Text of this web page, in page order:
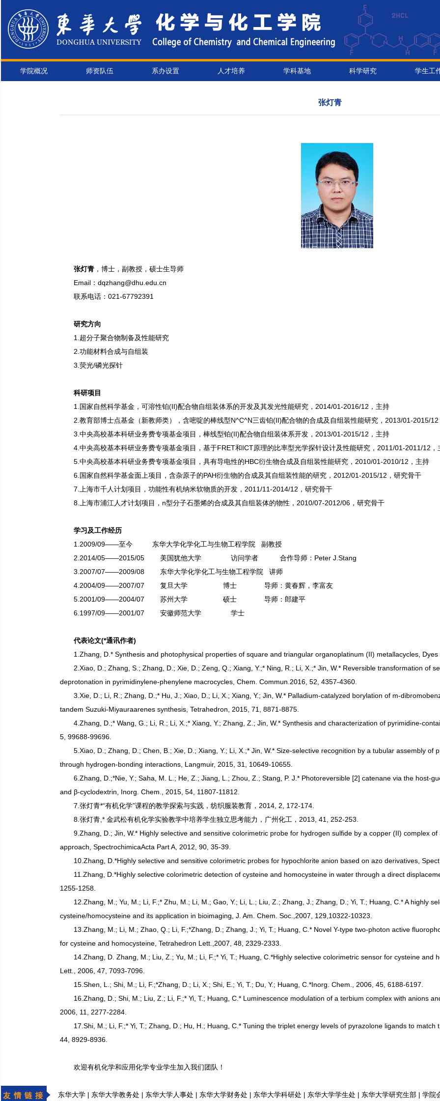
学院概况 师资队伍 系办设置 人才培养 学科基地 科学研究 学生工
张灯青
张灯青 ，博士，副教授，硕士生导师
Email：dqzhang@dhu.edu.cn
联系电话：021-67792391
研究方向
1.超分子聚合物制备及性能研究
2.功能材料合成与自组装
3.荧光/磷光探针
科研项目
1.国家自然科学基金，可溶性铂(II)配合物自组装体系的开发及其发光性能研究，2014/01-2016/12，主持
2.教育部博士点基金（新教师类），含嘧啶的棒线型N^C^N三齿铂(II)配合物的合成及自组装性能研究，2013/01-2015/
3.中央高校基本科研业务费专项基金项目，棒线型铂(II)配合物自组装体系开发，2013/01-2015/12，主持
4.中央高校基本科研业务费专项基金项目，基于FRET和ICT原理的比率型光学探针设计及性能研究，2011/01-2011/12
5.中央高校基本科研业务费专项基金项目，具有导电性的HBC衍生物合成及自组装性能研究，2010/01-2010/12，主持
6.国家自然科学基金面上项目，含杂原子的PAH衍生物的合成及其自组装性能的研究，2012/01-2015/12，研究骨干
7.上海市千人计划项目，功能性有机纳米软物质的开发，2011/11-2014/12，研究骨干
8.上海市浦江人才计划项目，n型分子石墨烯的合成及其自组装体的物性，2010/07-2012/06，研究骨干
学习及工作经历
1.2009/09——至今 东华大学化学化工与生物工程学院 副教授
2.2014/05——2015/05 美国犹他大学 访问学者 合作导师：Peter J.Stang
3.2007/07——2009/08 东华大学化学化工与生物工程学院 讲师
4.2004/09——2007/07 复旦大学 博士 导师：黄春辉，李富友
5.2001/09——2004/07 苏州大学 硕士 导师：郎建平
6.1997/09——2001/07 安徽师范大学 学士
代表论文(*通讯作者)
1.Zhang, D.* Synthesis and photophysical properties of square and triangular organoplatinum (II) metallacycles,
2.Xiao, D.; Zhang, S.; Zhang, D.; Xie, D.; Zeng, Q.; Xiang, Y.;* Ning, R.; Li, X.;* Jin, W.* Reversible transformation of
deprotonation in pyrimidinylene-phenylene macrocycles, Chem. Commun.2016, 52, 4357-4360.
3.Xie, D.; Li, R.; Zhang, D.;* Hu, J.; Xiao, D.; Li, X.; Xiang, Y.; Jin, W.* Palladium-catalyzed borylation of m-
tandem Suzuki-Miyauraarenes synthesis, Tetrahedron, 2015, 71, 8871-8875.
4.Zhang, D.;* Wang, G.; Li, R.; Li, X.;* Xiang, Y.; Zhang, Z.; Jin, W.* Synthesis and characterization of pyrimidine-
5, 99688-99696.
5.Xiao, D.; Zhang, D.; Chen, B.; Xie, D.; Xiang, Y.; Li, X.;* Jin, W.* Size-selective recognition by a tubular assembly of
through hydrogen-bonding interactions, Langmuir, 2015, 31, 10649-10655.
6.Zhang, D.;*Nie, Y.; Saha, M. L.; He, Z.; Jiang, L.; Zhou, Z.; Stang, P. J.* Photoreversible [2] catenane via the host-
and β-cyclodextrin, Inorg. Chem., 2015, 54, 11807-11812.
7.张灯青*“有机化学”课程的教学探索与实践，纺织服装教育，2014, 2, 172-174.
8.张灯青,* 金武松有机化学实验教学中培养学生独立思考能力，广州化工，2013, 41, 252-253.
9.Zhang, D.; Jin, W.* Highly selective and sensitive colorimetric probe for hydrogen sulfide by a copper (II) complex
approach, SpectrochimicaActa Part A, 2012, 90, 35-39.
10.Zhang, D.*Highly selective and sensitive colorimetric probes for hypochlorite anion based on azo derivatives,
11.Zhang, D.*Highly selective colorimetric detection of cysteine and homocysteine in water through a direct
1255-1258.
12.Zhang, M.; Yu, M.; Li, F.;* Zhu, M.; Li, M.; Gao, Y.; Li, L.; Liu, Z.; Zhang, J.; Zhang, D.; Yi, T.; Huang, C.* A highly
cysteine/homocysteine and its application in bioimaging, J. Am. Chem. Soc.,2007, 129,10322-10323.
13.Zhang, M.; Li, M.; Zhao, Q.; Li, F.;*Zhang, D.; Zhang, J.; Yi, T.; Huang, C.* Novel Y-type two-photon active
for cysteine and homocysteine, Tetrahedron Lett.,2007, 48, 2329-2333.
14.Zhang, D. Zhang, M.; Liu, Z.; Yu, M.; Li, F.;* Yi, T.; Huang, C.*Highly selective colorimetric sensor for cysteine and
Lett., 2006, 47, 7093-7096.
15.Shen, L.; Shi, M.; Li, F.;*Zhang, D.; Li, X.; Shi, E.; Yi, T.; Du, Y.; Huang, C.*Inorg. Chem., 2006, 45, 6188-6197.
16.Zhang, D.; Shi, M.; Liu, Z.; Li, F.;* Yi, T.; Huang, C.* Luminescence modulation of a terbium complex with anions
2006, 11, 2277-2284.
17.Shi, M.; Li, F.;* Yi, T.; Zhang, D.; Hu, H.; Huang, C.* Tuning the triplet energy levels of pyrazolone ligands to
44, 8929-8936.
欢迎有机化学和应用化学专业学生加入我们团队！
东华大学 | 东华大学教务处 | 东华大学人事处 | 东华大学财务处 | 东华大学科研处 | 东华大学学生处 | 东华大学研究生部 | 学院